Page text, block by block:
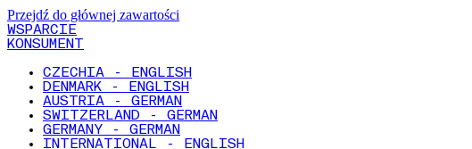
Przejdź do głównej zawartości
WSPARCIE
KONSUMENT
CZECHIA - ENGLISH
DENMARK - ENGLISH
AUSTRIA - GERMAN
SWITZERLAND - GERMAN
GERMANY - GERMAN
INTERNATIONAL - ENGLISH